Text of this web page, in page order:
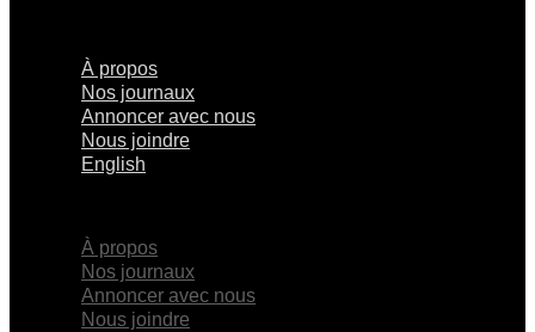
À propos
Nos journaux
Annoncer avec nous
Nous joindre
English
À propos
Nos journaux
Annoncer avec nous
Nous joindre